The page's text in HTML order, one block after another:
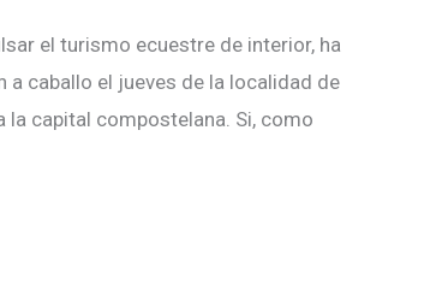
el turismo ecuestre de interior, ha
a caballo el jueves de la localidad de
la capital compostelana. Si, como